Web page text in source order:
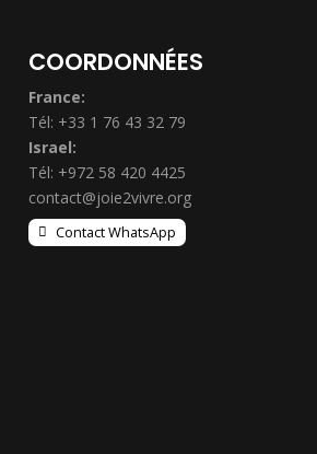
COORDONNÉES
France:
Tél: +33 1 76 43 32 79
Israel:
Tél: +972 58 420 4425
contact@joie2vivre.org
Contact WhatsApp